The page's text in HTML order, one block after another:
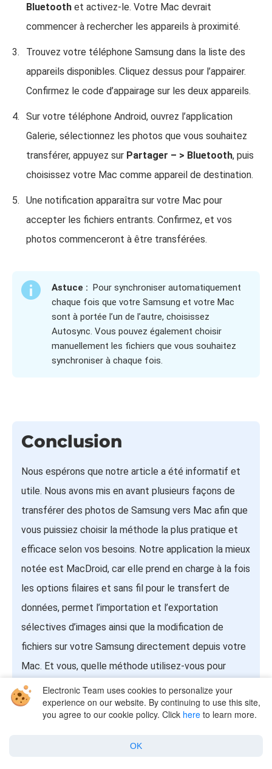
Bluetooth et activez-le. Votre Mac devrait
commencer à rechercher les appareils à proximité.
Trouvez votre téléphone Samsung dans la liste des
appareils disponibles. Cliquez dessus pour l’appairer.
Confirmez le code d’appairage sur les deux appareils.
Sur votre téléphone Android, ouvrez l’application
Galerie, sélectionnez les photos que vous souhaitez
transférer, appuyez sur Partager – > Bluetooth, puis
choisissez votre Mac comme appareil de destination.
Une notification apparaîtra sur votre Mac pour
accepter les fichiers entrants. Confirmez, et vos
photos commenceront à être transférées.
Astuce : Pour synchroniser automatiquement
chaque fois que votre Samsung et votre Mac
sont à portée l’un de l’autre, choisissez
Autosync. Vous pouvez également choisir
manuellement les fichiers que vous souhaitez
synchroniser à chaque fois.
Conclusion
Nous espérons que notre article a été informatif et
utile. Nous avons mis en avant plusieurs façons de
transférer des photos de Samsung vers Mac afin que
vous puissiez choisir la méthode la plus pratique et
efficace selon vos besoins. Notre application la mieux
notée est MacDroid, car elle prend en charge à la fois
les options filaires et sans fil pour le transfert de
données, permet l’importation et l’exportation
sélectives d’images ainsi que la modification de
fichiers sur votre Samsung directement depuis votre
Mac. Et vous, quelle méthode utilisez-vous pour
envoyer des photos sur Mac ? Laissez-nous un
commentaire ci-dessous.
Electronic Team uses cookies to personalize your
experience on our website. By continuing to use this site,
you agree to our cookie policy. Click here to learn more.
OK